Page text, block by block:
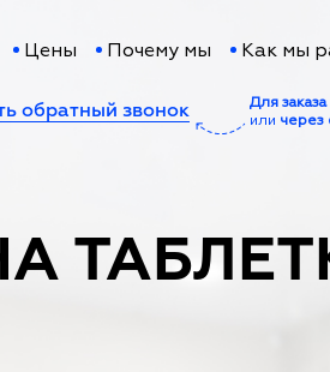
Цены Почему мы Как мы
обратный звонок Для заказа
или через